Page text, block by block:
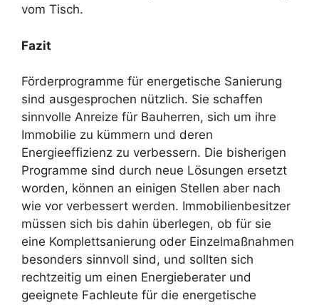
vom Tisch.
Fazit
Förderprogramme für energetische Sanierung
sind ausgesprochen nützlich. Sie schaffen
sinnvolle Anreize für Bauherren, sich um ihre
Immobilie zu kümmern und deren
Energieeffizienz zu verbessern. Die bisherigen
Programme sind durch neue Lösungen ersetzt
worden, können an einigen Stellen aber nach
wie vor verbessert werden. Immobilienbesitzer
müssen sich bis dahin überlegen, ob für sie
eine Komplettsanierung oder Einzelmaßnahmen
besonders sinnvoll sind, und sollten sich
rechtzeitig um einen Energieberater und
geeignete Fachleute für die energetische